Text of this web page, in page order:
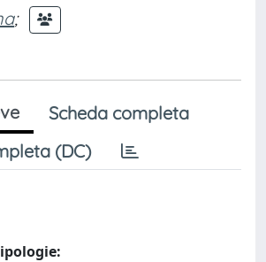
;
Scheda completa
(DC)